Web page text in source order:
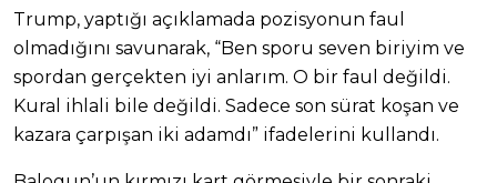
Trump, yaptığı açıklamada pozisyonun faul
olmadığını savunarak, “Ben sporu seven biriyim ve
spordan gerçekten iyi anlarım. O bir faul değildi.
Kural ihlali bile değildi. Sadece son sürat koşan ve
kazara çarpışan iki adamdı” ifadelerini kullandı.